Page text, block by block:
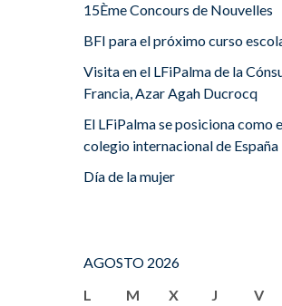
15Ème Concours de Nouvelles
BFI para el próximo curso
Visita en el LFiPalma de la
Francia, Azar Agah Ducrocq
El LFiPalma se posiciona como
colegio internacional de España
Día de la mujer
AGOSTO 2026
L
M X J V